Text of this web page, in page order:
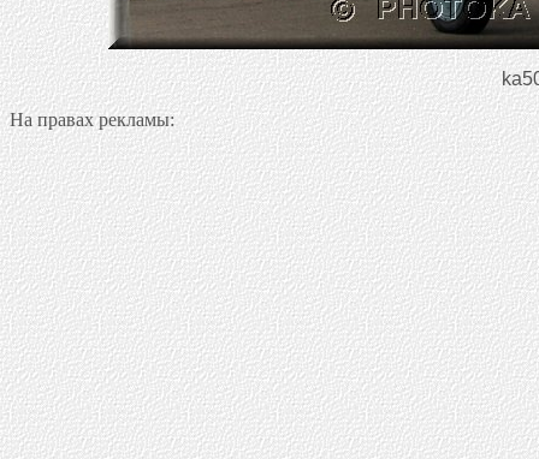
На правах рекламы: